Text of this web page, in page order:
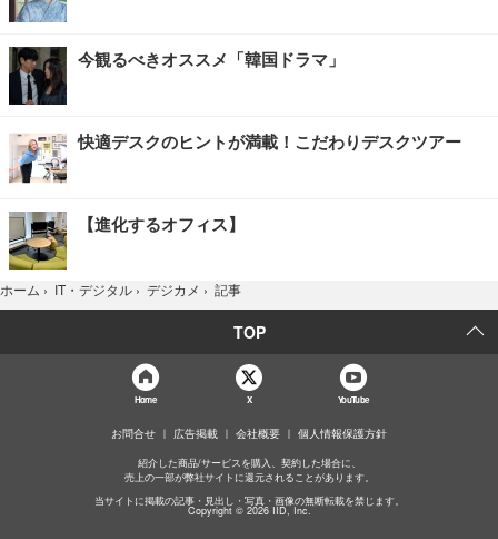
今観るべきオススメ「韓国ドラマ」
快適デスクのヒントが満載！こだわりデスクツアー
【進化するオフィス】
ホーム › IT・デジタル › デジカメ › 記事
TOP
Home X YouTube
お問合せ 広告掲載 会社概要 個人情報保護方針
紹介した商品/サービスを購入、契約した場合に、
売上の一部が弊社サイトに還元されることがあります。
当サイトに掲載の記事・見出し・写真・画像の無断転載を禁じます。
Copyright © 2026 IID, Inc.